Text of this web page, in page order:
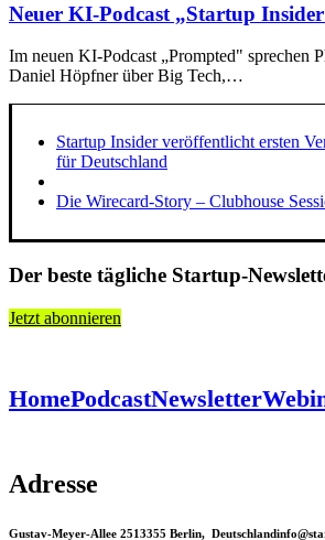
Neuer KI-Podcast „Startup
Im neuen KI-Podcast „Prompted" sprechen
Daniel Höpfner über Big Tech,…
Startup Insider veröffentlicht ersten
für Deutschland
Die Wirecard-Story – Clubhouse
Der beste tägliche Startup-
Jetzt abonnieren
HomePodcastNewsletter
Adresse
Gustav-Meyer-Allee 2513355 Berlin, Deutschland